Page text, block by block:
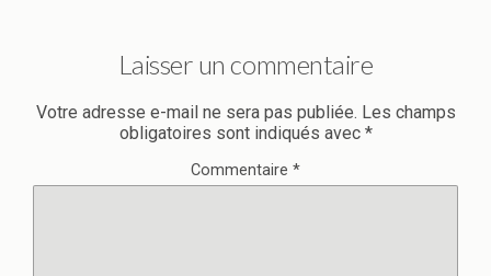
Laisser un commentaire
Votre adresse e-mail ne sera pas publiée. Les champs
obligatoires sont indiqués avec *
Commentaire *